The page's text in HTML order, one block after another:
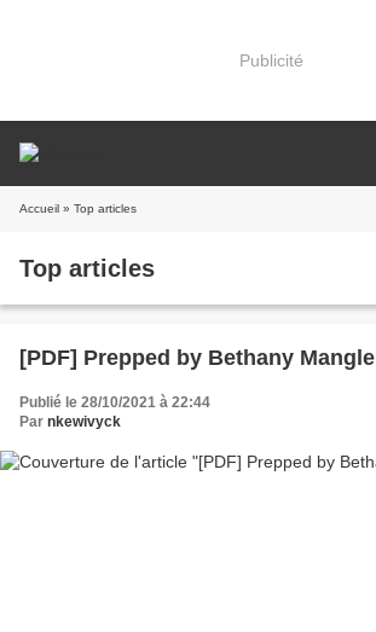
Publicité
Accueil » Top articles
Top articles
[PDF] Prepped by Bethany Mangle
Publié le 28/10/2021 à 22:44
Par nkewivyck